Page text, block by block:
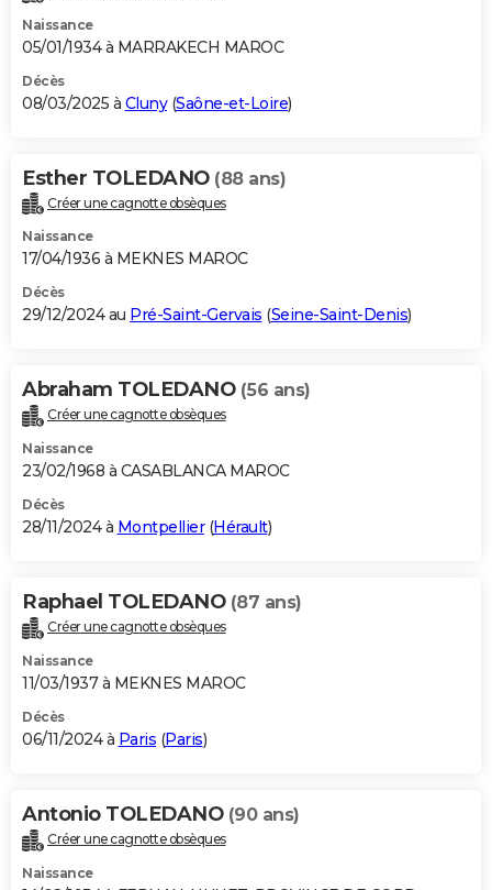
Naissance
05/01/1934 à MARRAKECH MAROC
Décès
08/03/2025 à Cluny(Saône-et-Loire)
Esther TOLEDANO (88 ans)
Créer une cagnotte obsèques
Naissance
17/04/1936 à MEKNES MAROC
Décès
29/12/2024 au Pré-Saint-Gervais (Seine-Saint-Denis)
Abraham TOLEDANO (56 ans)
Créer une cagnotte obsèques
Naissance
23/02/1968 à CASABLANCA MAROC
Décès
28/11/2024 à Montpellier(Hérault)
Raphael TOLEDANO (87 ans)
Créer une cagnotte obsèques
Naissance
11/03/1937 à MEKNES MAROC
Décès
06/11/2024 à Paris (Paris)
Antonio TOLEDANO (90 ans)
Créer une cagnotte obsèques
Naissance